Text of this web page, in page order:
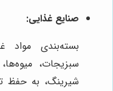
صنایع غذایی:
بسته‌بندی مواد
سبزیجات،
شیرینگ، به حفظ